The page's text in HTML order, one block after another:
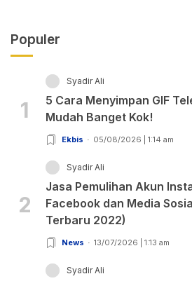
Populer
1
Syadir Ali
5 Cara Menyimpan GIF
Mudah Banget Kok!
Ekbis 05/08/2026 | 1:14 am
2
Syadir Ali
Jasa Pemulihan Akun
Facebook dan Media
Terbaru 2022)
News 13/07/2026 | 1:13 am
Syadir Ali